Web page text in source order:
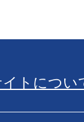
イトについ